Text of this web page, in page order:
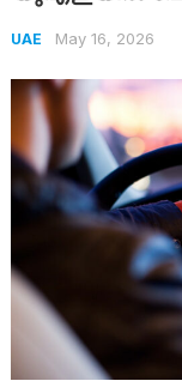
UAE May 16, 2026